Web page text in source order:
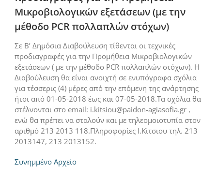
Μικροβιολογικών εξετάσεων (με την
μέθοδο PCR πολλαπλών στόχων)
Σε Β’ Δημόσια Διαβούλευση τίθενται οι τεχνικές
προδιαγραφές για την Προμήθεια Μικροβιολογικών
εξετάσεων ( με την μέθοδο PCR πολλαπλών στόχων). Η
Διαβούλευση θα είναι ανοιχτή σε ενυπόγραφα σχόλια
για τέσσερις (4) μέρες από την επόμενη της ανάρτησης
ήτοι από 01-05-2018 έως και 07-05-2018.Τα σχόλια θα
στέλνονται στο email: i.kitsiou@paidon-agiasofia.gr ,
ενώ θα πρέπει να σταλούν και με τηλεομοιοτυπία στον
αριθμό 213 2013 118.Πληροφορίες Ι.Κίτσιου τηλ. 213
2013147, 213 2013152.
Συνημμένο Αρχείο